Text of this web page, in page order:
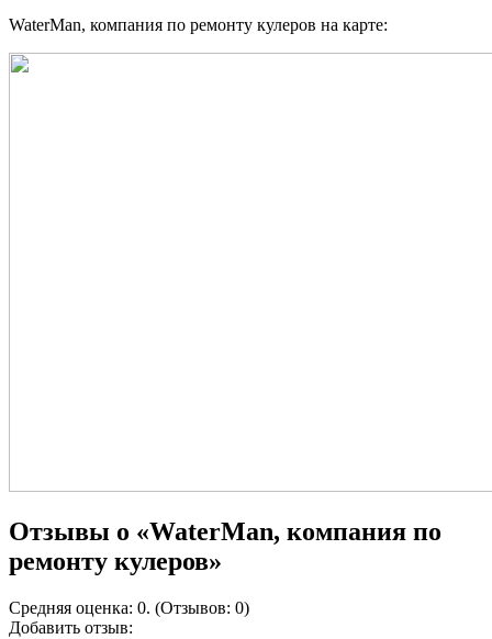
WaterMan, компания по ремонту кулеров на карте:
Отзывы о «WaterMan, компания по
ремонту кулеров»
Средняя оценка: 0. (Отзывов: 0)
Добавить отзыв: